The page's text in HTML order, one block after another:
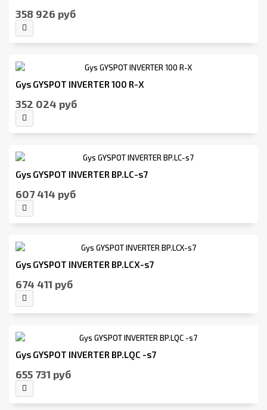
358 926 руб
Gys GYSPOT INVERTER 100 R-X
352 024 руб
Gys GYSPOT INVERTER BP.LC-s7
607 414 руб
Gys GYSPOT INVERTER BP.LCX-s7
674 411 руб
Gys GYSPOT INVERTER BP.LQC -s7
655 731 руб